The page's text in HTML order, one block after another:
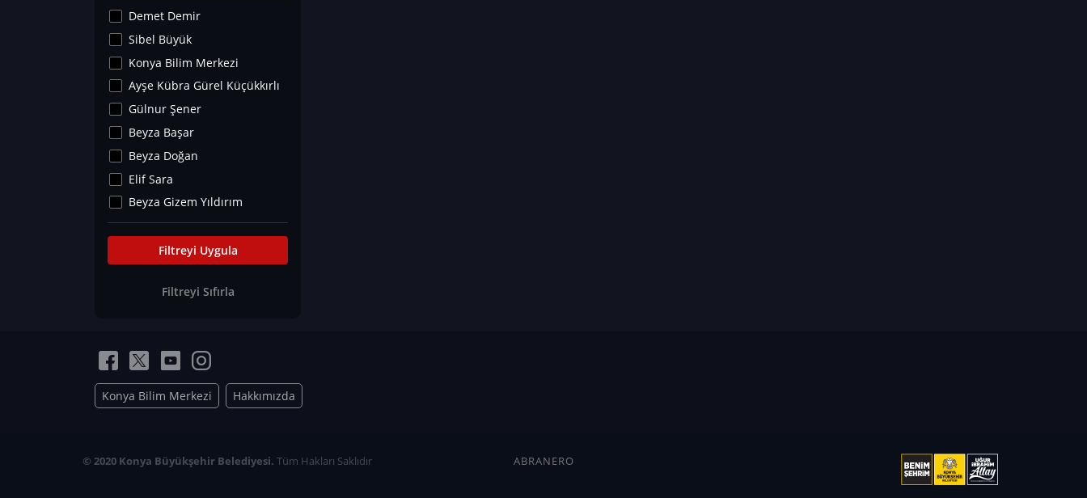
Astronomi ve Uzay
Noroloji
Matematik
Teknoloji
İklim Değişikliği
Arkeoloji
Kültür&Sanat
Yaşam Tavsiyeleri
Merakoloji
Eğitim Bilimleri
Demet Demir
Sibel Büyük
Konya Bilim Merkezi
Ayşe Kübra Gürel Küçükkırlı
Gülnur Şener
Beyza Başar
Beyza Doğan
Elif Sara
Beyza Gizem Yıldırım
İlknur İyigökler
Büşra Elif Kıvrak
Can TORUN
Elif Sara
Ayşe Edanur Başer
Gözde Düriye Alkan
Ceren Eda Erol
Filtreyi Uygula
Filtreyi Sıfırla
Konya Bilim Merkezi Hakkımızda
© 2020 Konya Büyükşehir Belediyesi. Tüm Hakları Saklıdır ABRANERO